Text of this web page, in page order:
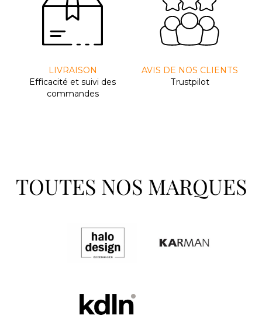
LIVRAISON
Efﬁcacité et suivi des
commandes
AVIS DE NOS CLIENTS
Trustpilot
TOUTES NOS MARQUES